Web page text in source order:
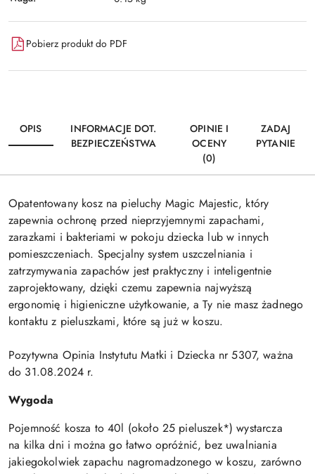
Pobierz produkt do PDF
OPIS
INFORMACJE DOT.
BEZPIECZEŃSTWA
OPINIE I
OCENY
(0)
ZADAJ
PYTANIE
Opatentowany kosz na pieluchy Magic Majestic, który
zapewniaochronę przed nieprzyjemnymi zapachami,
zarazkami i bakteriami w pokoju dziecka lub w innych
pomieszczeniach. Specjalny system uszczelniania i
zatrzymywania zapachów jest praktyczny i inteligentnie
zaprojektowany, dzięki czemu zapewnia najwyższą
ergonomię i higieniczne użytkowanie, a Ty nie masz żadnego
kontaktu z pieluszkami, które są już w koszu.
Pozytywna Opinia Instytutu Matki i Dziecka nr 5307, ważna
do 31.08.2024 r.
Wygoda
Pojemność kosza to 40l (około 25 pieluszek*) wystarcza
na kilka dni i można go łatwo opróżnić, bez uwalniania
jakiegokolwiek zapachu nagromadzonego w koszu, zarówno